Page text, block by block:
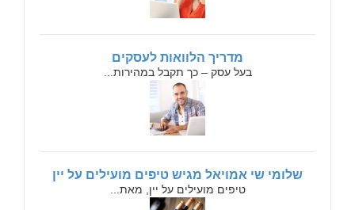
מדריך הלוואות לעסקים
בעל עסק – כך תקבל במהירות...
שלומי שי אמויאל מגיש טיפים מועילים על יין
טיפים מועילים על יין, מאת...